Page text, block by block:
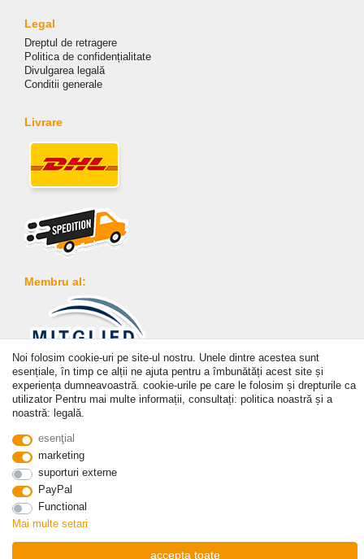
Legal
Dreptul de retragere
Politica de сonfidențialitate
Divulgarea legală
Conditii generale
Livrare
Membru al:
Plată
© Copyright 2026 | Toate drepturile rezervate. - Prices incl. VAT. 19% VAT Basic prices see
Noi folosim cookie-uri pe site-ul nostru. Unele dintre acestea sunt
esențiale, în timp ce alții ne ajuta pentru a îmbunătăți acest site și
experiența dumneavoastră. cookie-urile pe care le folosim și drepturile ca
utilizator Pentru mai multe informații, consultați: politica noastră și a
noastră: legală.
esenţial
marketing
suporturi externe
PayPal
Functional
Mai multe setari
accepta toate
Withdraw from contract here